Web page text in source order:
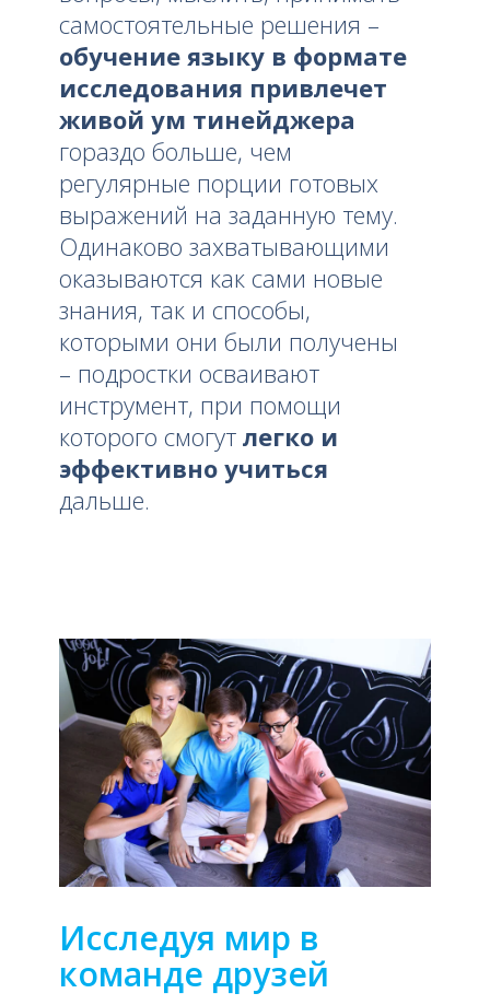
самостоятельные решения –
обучение языку в формате
исследования привлечет
живой ум тинейджера
гораздо больше, чем
регулярные порции готовых
выражений на заданную тему.
Одинаково захватывающими
оказываются как сами новые
знания, так и способы,
которыми они были получены
– подростки осваивают
инструмент, при помощи
которого смогут легко и
эффективно учиться
дальше.
Исследуя мир в
команде друзей